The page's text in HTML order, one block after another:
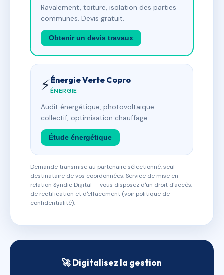
Ravalement, toiture, isolation des parties
communes. Devis gratuit.
Obtenir un devis travaux
⚡Énergie Verte Copro
ÉNERGIE
Audit énergétique, photovoltaïque
collectif, optimisation chauffage.
Étude énergétique
Demande transmise au partenaire sélectionné, seul
destinataire de vos coordonnées. Service de mise en
relation Syndic Digital — vous disposez d'un droit d'accès,
de rectification et d'effacement (voir politique de
confidentialité).
🚀 Digitalisez la gestion